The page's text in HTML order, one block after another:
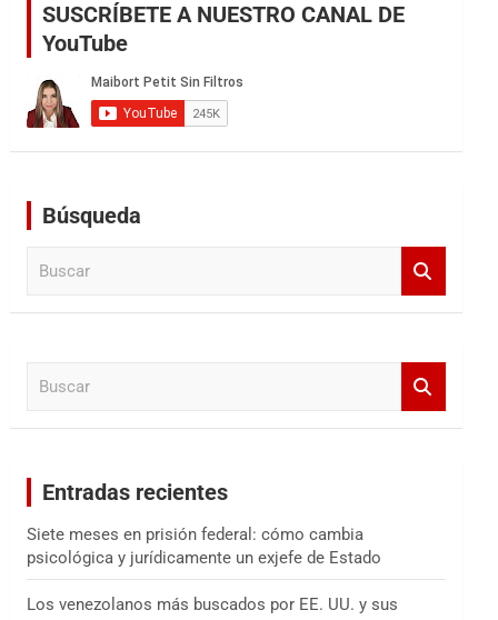
SUSCRÍBETE A NUESTRO CANAL DE
YouTube
Búsqueda
Entradas recientes
Siete meses en prisión federal: cómo cambia
psicológica y jurídicamente un exjefe de Estado
Los venezolanos más buscados por EE. UU. y sus